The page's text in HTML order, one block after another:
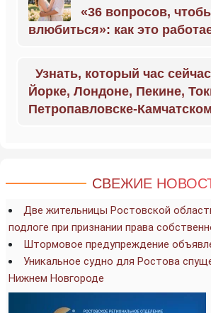
«36 вопросов,
влюбиться»: как это
Узнать, который час
Йорке, Лондоне, Пекине,
Петропавловске-Камчатском
СВЕЖИЕ
Две жительницы Ростовской
подлоге при признании права
Штормовое предупреждение
Уникальное судно для Ростова
Нижнем Новгороде